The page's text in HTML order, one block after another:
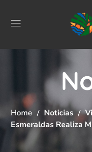
Home Noticias
Esmeraldas Realiza